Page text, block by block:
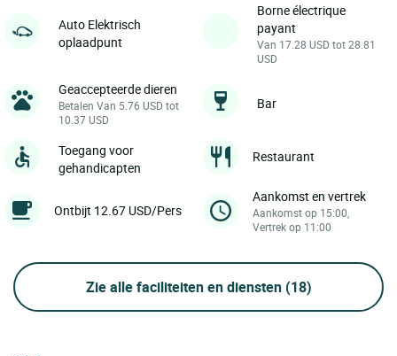
Auto Elektrisch
oplaadpunt
Borne électrique
payant
Van 17.28 USD tot 28.81
USD
Geaccepteerde dieren
Betalen Van 5.76 USD tot
10.37 USD
Bar
Toegang voor
gehandicapten
Restaurant
Ontbijt 12.67 USD/Pers
Aankomst en vertrek
Aankomst op 15:00,
Vertrek op 11:00
Zie alle faciliteiten en diensten (18)